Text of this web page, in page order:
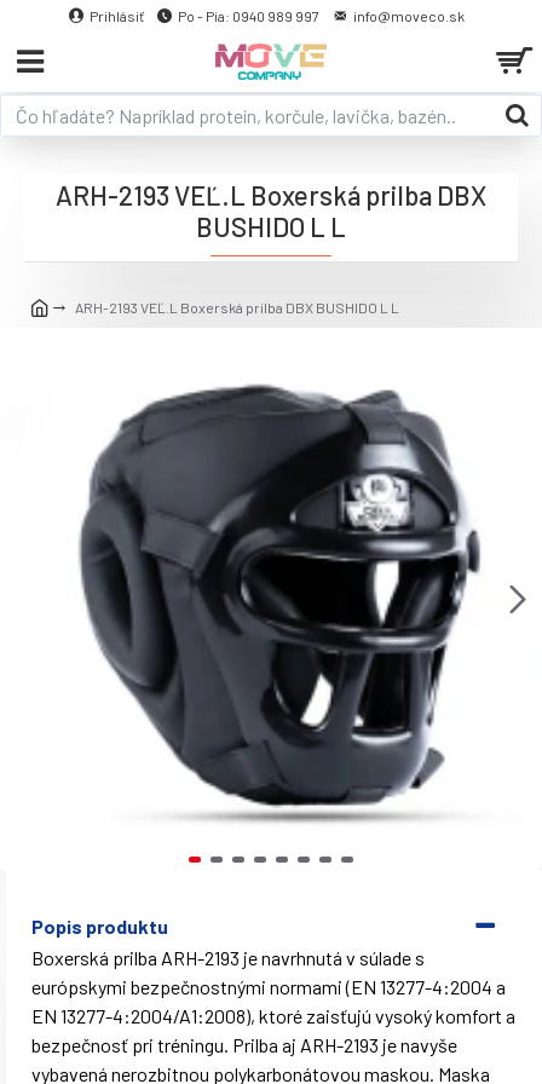
Prihlásiť Po - Pia: 0940 989 997 info@moveco.sk
ARH-2193 VEĽ.L Boxerská prilba DBX BUSHIDO L L
ARH-2193 VEĽ.L Boxerská prilba DBX
BUSHIDO L L
Popis produktu
Boxerská prilba ARH-2193 je navrhnutá v súlade s
európskymi bezpečnostnými normami (EN 13277-4:2004 a
EN 13277-4:2004/A1:2008), ktoré zaisťujú vysoký komfort a
bezpečnosť pri tréningu. Prilba aj ARH-2193 je navyše
vybavená nerozbitnou polykarbonátovou maskou. Maska